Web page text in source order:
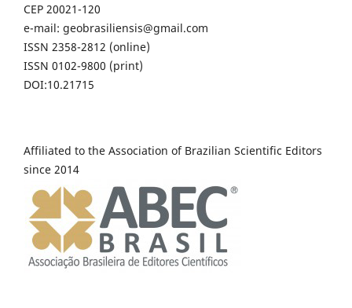
CEP 20021-120
e-mail: geobrasiliensis@gmail.com
ISSN 2358-2812 (online)
ISSN 0102-9800 (print)
DOI:10.21715
Affiliated to the Association of Brazilian Scientific Editors
since 2014